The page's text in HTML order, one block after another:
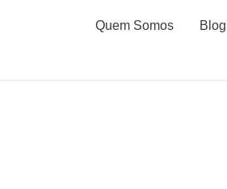
Quem Somos Blog